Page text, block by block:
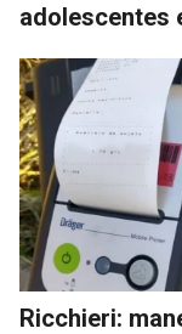
adolescentes
Ricchieri: